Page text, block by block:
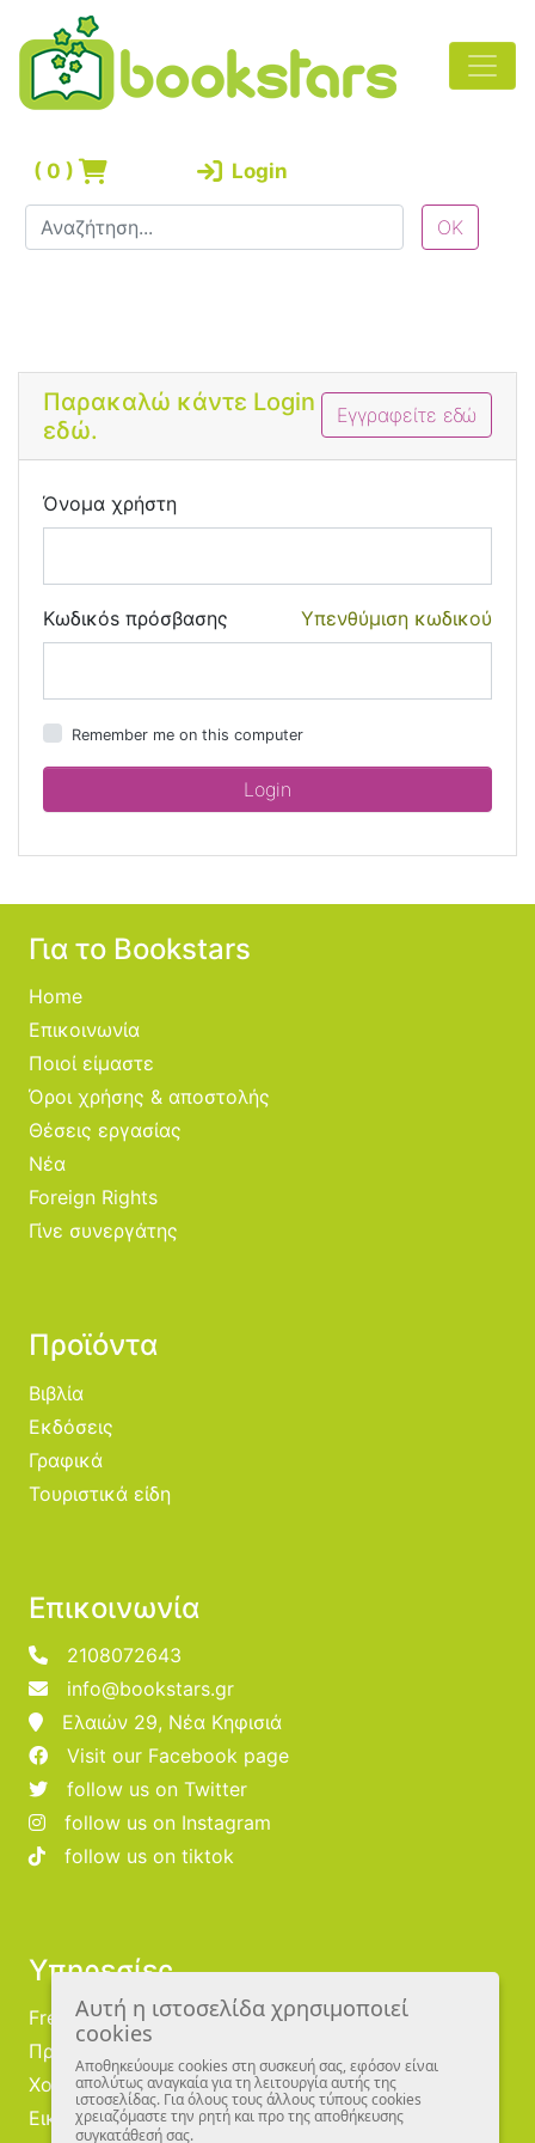
( 0 ) Login
Εγγραφείτε εδώ
Παρακαλώ κάντε Login
εδώ.
Όνομα χρήστη
Υπενθύμιση κωδικού
Κωδικόs πρόσβασης
Remember me on this computer
Για το Bookstars
Home
Επικοινωνία
Ποιοί είμαστε
Όροι χρήσης & αποστολής
Θέσεις εργασίας
Νέα
Foreign Rights
Γίνε συνεργάτης
Προϊόντα
Βιβλία
Εκδόσεις
Γραφικά
Τουριστικά είδη
Επικοινωνία
2108072643
info@bookstars.gr
Ελαιών 29, Νέα Κηφισιά
Visit our Facebook page
follow us on Twitter
follow us on Instagram
follow us on tiktok
Υπηρεσίες
Free Publishing
Προμηθευτές
Χονδρική
Εικονογράφοι
Αυτή η ιστοσελίδα χρησιμοποιεί
cookies
Αποθηκεύουμε cookies στη συσκευή σας, εφόσον είναι
απολύτως αναγκαία για τη λειτουργία αυτής της
ιστοσελίδας. Για όλους τους άλλους τύπους cookies
χρειαζόμαστε την ρητή και προ της αποθήκευσης
συγκατάθεσή σας.